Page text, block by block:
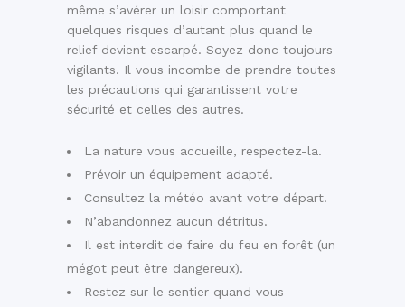
même s’avérer un loisir comportant
quelques risques d’autant plus quand le
relief devient escarpé. Soyez donc toujours
vigilants. Il vous incombe de prendre toutes
les précautions qui garantissent votre
sécurité et celles des autres.
La nature vous accueille, respectez-la.
Prévoir un équipement adapté.
Consultez la météo avant votre départ.
N’abandonnez aucun détritus.
Il est interdit de faire du feu en forêt (un
mégot peut être dangereux).
Restez sur le sentier quand vous